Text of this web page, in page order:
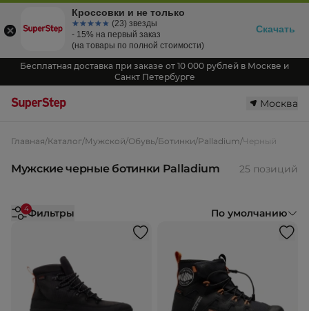
Бесплатная доставка при заказе от 10 000 рублей в Москве и
Санкт Петербурге
Москва
Главная/Каталог/Мужской/Обувь/Ботинки/Palladium/Черный
Мужские черные ботинки Palladium 25 позиций
4Фильтры По умолчанию
Кроссовки и не только
☆☆☆☆☆
★★★★★ (23) звезды
- 15% на первый заказ
(на товары по полной стоимости)
Скачать